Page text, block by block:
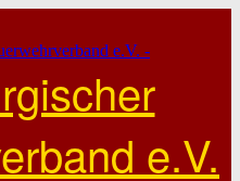
e.V.